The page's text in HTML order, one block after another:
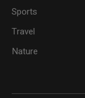
Sports
Travel
Nature